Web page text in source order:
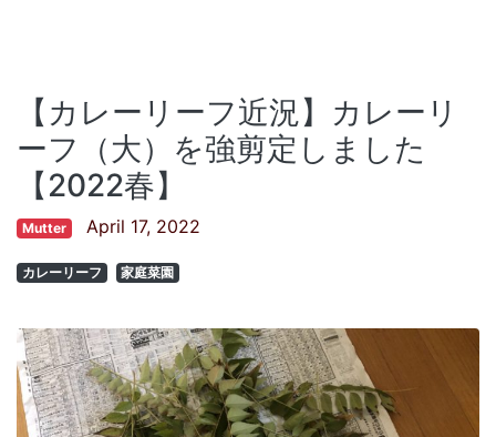
【カレーリーフ近況】カレーリ
ーフ（大）を強剪定しました
【2022春】
Mutter April 17, 2022
カレーリーフ 家庭菜園